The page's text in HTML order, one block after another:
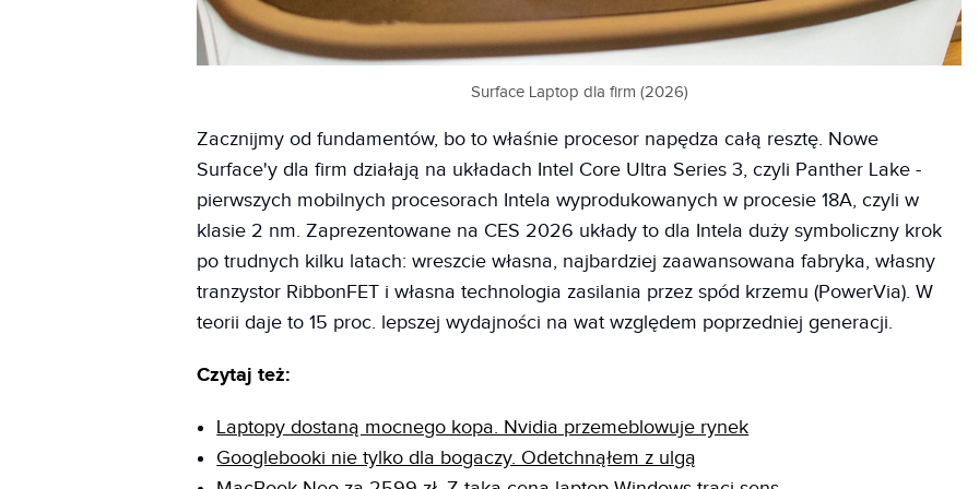
Surface Laptop dla firm (2026)
Zacznijmy od fundamentów, bo to właśnie procesor napędza całą resztę. Nowe
Surface'y dla firm działają na układach Intel Core Ultra Series 3, czyli Panther Lake -
pierwszych mobilnych procesorach Intela wyprodukowanych w procesie 18A, czyli w
klasie 2 nm. Zaprezentowane na CES 2026 układy to dla Intela duży symboliczny krok
po trudnych kilku latach: wreszcie własna, najbardziej zaawansowana fabryka, własny
tranzystor RibbonFET i własna technologia zasilania przez spód krzemu (PowerVia). W
teorii daje to 15 proc. lepszej wydajności na wat względem poprzedniej generacji.
Czytaj też:
Laptopy dostaną mocnego kopa. Nvidia przemeblowuje rynek
Googlebooki nie tylko dla bogaczy. Odetchnąłem z ulgą